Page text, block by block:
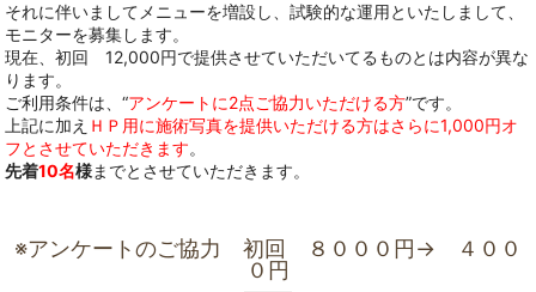
それに伴いましてメニューを増設し、試験的な運用といたしまして、
モニターを募集します。
現在、初回 12,000円で提供させていただいてるものとは内容が異な
ります。
ご利用条件は、“アンケートに2点ご協力いただける方”です。
上記に加え ＨＰ用に施術写真を提供いただける方はさらに1,000円オ
フとさせていただきます。
先着10名様までとさせていただきます。
※アンケートのご協力 初回 ８０００円→ ４００
０円